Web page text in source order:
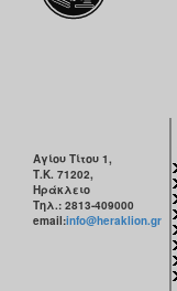
Αγίου Τίτου 1,
Τ.Κ. 71202,
Ηράκλειο
Τηλ.: 2813-409000
email:info@heraklion.gr